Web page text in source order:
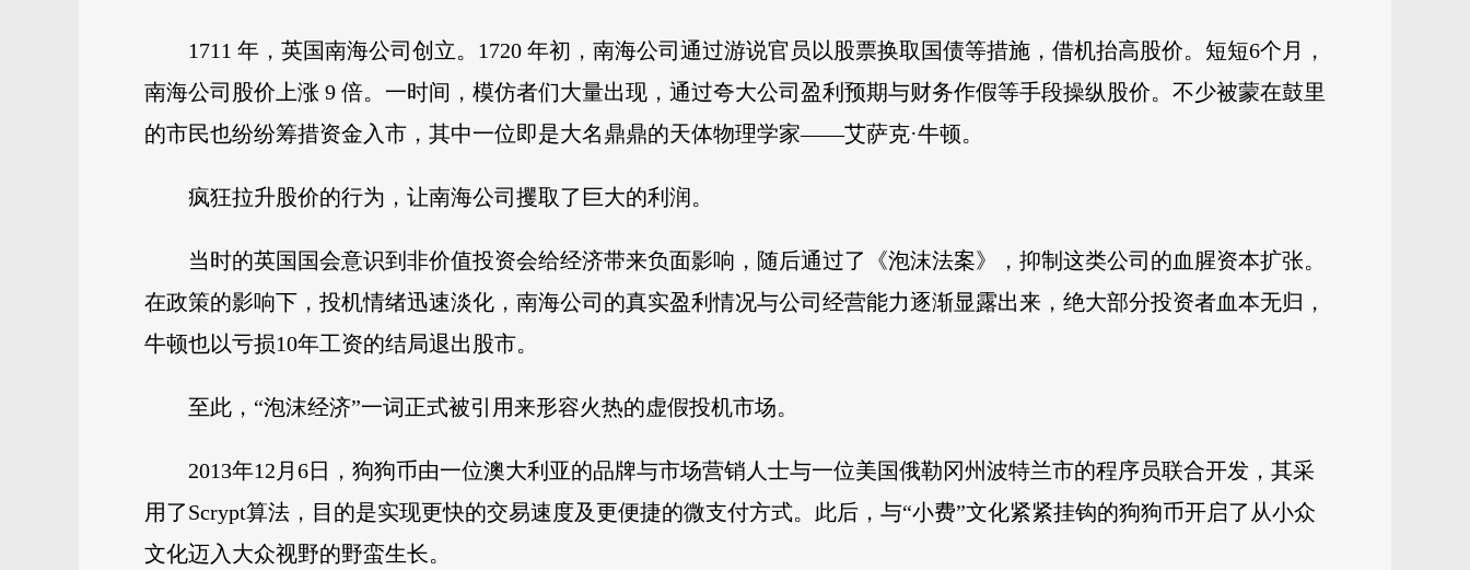
1711 年，英国南海公司创立。1720 年初，南海公司通过游说官员以股票换取国债等措施，借机抬高股价。短短6个月，
南海公司股价上涨 9 倍。一时间，模仿者们大量出现，通过夸大公司盈利预期与财务作假等手段操纵股价。不少被蒙在鼓里
的市民也纷纷筹措资金入市，其中一位即是大名鼎鼎的天体物理学家——艾萨克·牛顿。
疯狂拉升股价的行为，让南海公司攫取了巨大的利润。
当时的英国国会意识到非价值投资会给经济带来负面影响，随后通过了《泡沫法案》，抑制这类公司的血腥资本扩张。
在政策的影响下，投机情绪迅速淡化，南海公司的真实盈利情况与公司经营能力逐渐显露出来，绝大部分投资者血本无归，
牛顿也以亏损10年工资的结局退出股市。
至此，“泡沫经济”一词正式被引用来形容火热的虚假投机市场。
2013年12月6日，狗狗币由一位澳大利亚的品牌与市场营销人士与一位美国俄勒冈州波特兰市的程序员联合开发，其采
用了Scrypt算法，目的是实现更快的交易速度及更便捷的微支付方式。此后，与“小费”文化紧紧挂钩的狗狗币开启了从小众
文化迈入大众视野的野蛮生长。